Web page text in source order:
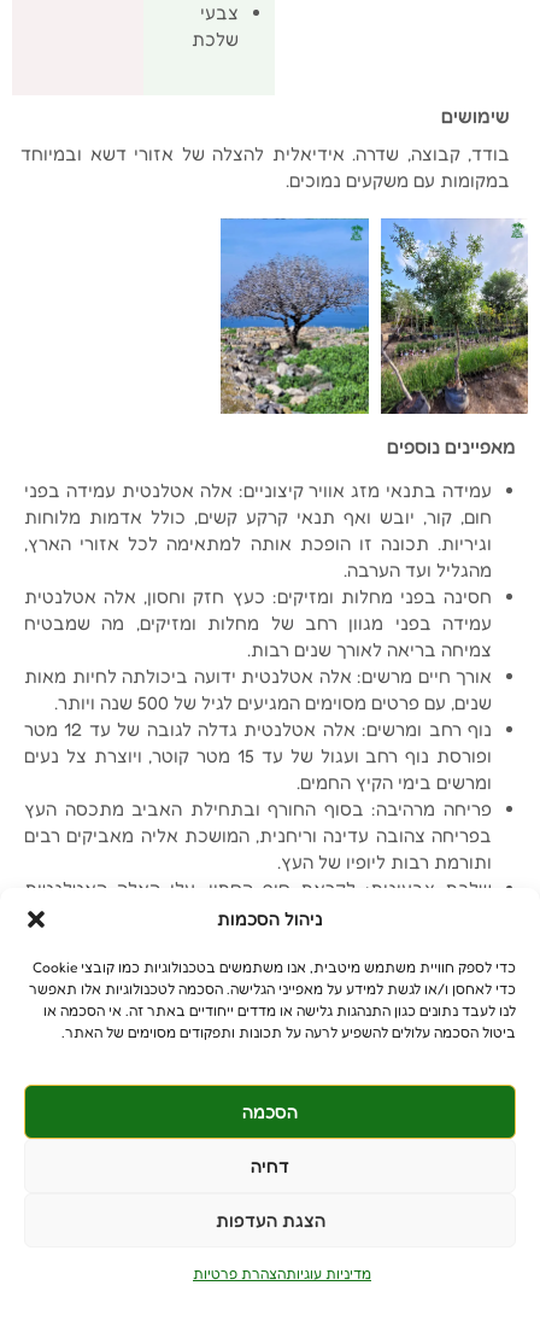
ניהול הסכמות
כדי לספק חוויית משתמש מיטבית, אנו משתמשים בטכנולוגיות כמו קובצי Cookie
כדי לאחסן ו/או לגשת למידע על מאפייני הגלישה. הסכמה לטכנולוגיות אלו תאפשר
לנו לעבד נתונים כגון התנהגות גלישה או מדדים ייחודיים באתר זה. אי הסכמה או
ביטול הסכמה עלולים להשפיע לרעה על תכונות ותפקודים מסוימים של האתר.
הסכמה
דחיה
הצגת העדפות
מדיניות עוגיותהצהרת פרטיות
צבעי
שלכת
שימושים
בודד, קבוצה, שדרה. אידיאלית להצלה של אזורי דשא ובמיוחד
במקומות עם משקעים נמוכים.
מאפיינים נוספים
עמידה בתנאי מזג אוויר קיצוניים: אלה אטלנטית עמידה בפני
חום, קור, יובש ואף תנאי קרקע קשים, כולל אדמות מלוחות
וגיריות. תכונה זו הופכת אותה למתאימה לכל אזורי הארץ,
מהגליל ועד הערבה.
חסינה בפני מחלות ומזיקים: כעץ חזק וחסון, אלה אטלנטית
עמידה בפני מגוון רחב של מחלות ומזיקים, מה שמבטיח
צמיחה בריאה לאורך שנים רבות.
אורך חיים מרשים: אלה אטלנטית ידועה ביכולתה לחיות מאות
שנים, עם פרטים מסוימים המגיעים לגיל של 500 שנה ויותר.
נוף רחב ומרשים: אלה אטלנטית גדלה לגובה של עד 12 מטר
ופורסת נוף רחב ועגול של עד 15 מטר קוטר, ויוצרת צל נעים
ומרשים בימי הקיץ החמים.
פריחה מרהיבה: בסוף החורף ובתחילת האביב מתכסה העץ
בפריחה צהובה עדינה וריחנית, המושכת אליה מאביקים רבים
ותורמת רבות ליופיו של העץ.
שלכת צבעונית: לקראת סוף הסתיו, עלי האלה האטלנטית
צובעים את הנוף בגוונים אדומים מרהיבים, ויוצרים מראה עוצר
© כל הזכויות שמורות
קבלנים - 052-639-4106
PushUp | Digital Marketing